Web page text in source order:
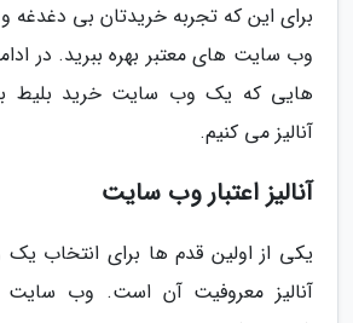
برای این که تجربه خریدتان بی دغدغه و
وب سایت های معتبر بهره ببرید. در
هایی که یک وب سایت خرید بلیط
آنالیز می کنیم.
آنالیز اعتبار وب سایت
یکی از اولین قدم ها برای انتخاب
آنالیز معروفیت آن است. وب سایت